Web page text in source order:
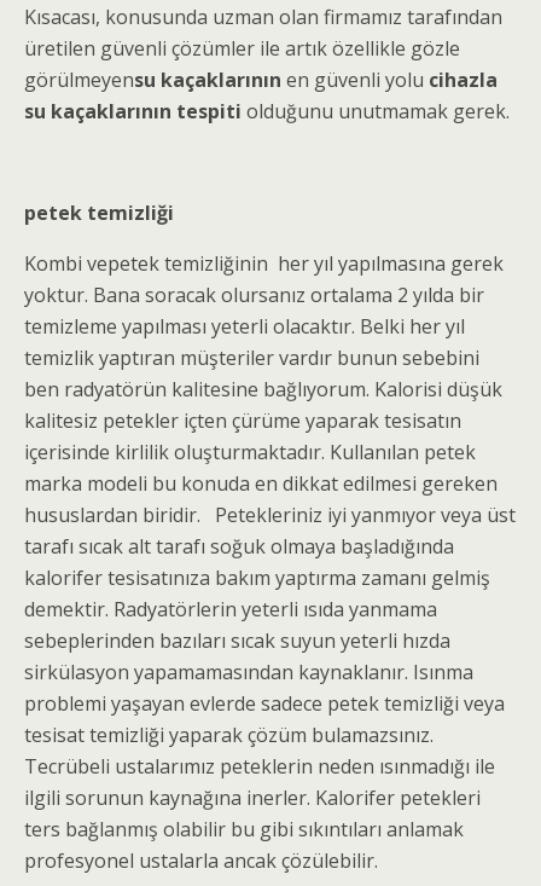
Kısacası, konusunda uzman olan firmamız tarafından
üretilen güvenli çözümler ile artık özellikle gözle
görülmeyensu kaçaklarının en güvenli yolu cihazla
su kaçaklarının tespiti olduğunu unutmamak gerek.
petek temizliği
Kombi vepetek temizliğinin her yıl yapılmasına gerek
yoktur. Bana soracak olursanız ortalama 2 yılda bir
temizleme yapılması yeterli olacaktır. Belki her yıl
temizlik yaptıran müşteriler vardır bunun sebebini
ben radyatörün kalitesine bağlıyorum. Kalorisi düşük
kalitesiz petekler içten çürüme yaparak tesisatın
içerisinde kirlilik oluşturmaktadır. Kullanılan petek
marka modeli bu konuda en dikkat edilmesi gereken
hususlardan biridir. Petekleriniz iyi yanmıyor veya üst
tarafı sıcak alt tarafı soğuk olmaya başladığında
kalorifer tesisatınıza bakım yaptırma zamanı gelmiş
demektir. Radyatörlerin yeterli ısıda yanmama
sebeplerinden bazıları sıcak suyun yeterli hızda
sirkülasyon yapamamasından kaynaklanır. Isınma
problemi yaşayan evlerde sadece petek temizliği veya
tesisat temizliği yaparak çözüm bulamazsınız.
Tecrübeli ustalarımız peteklerin neden ısınmadığı ile
ilgili sorunun kaynağına inerler. Kalorifer petekleri
ters bağlanmış olabilir bu gibi sıkıntıları anlamak
profesyonel ustalarla ancak çözülebilir.